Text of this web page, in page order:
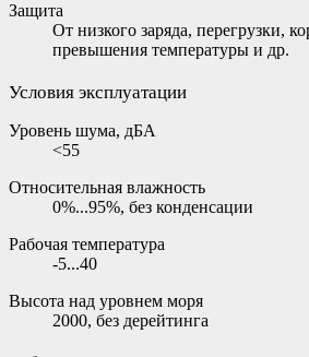
Защита
От низкого заряда, перегрузки,
превышения температуры и др.
Условия эксплуатации
Уровень шума, дБА
<55
Относительная влажность
0%...95%, без конденсации
Рабочая температура
-5...40
Высота над уровнем моря
2000, без дерейтинга